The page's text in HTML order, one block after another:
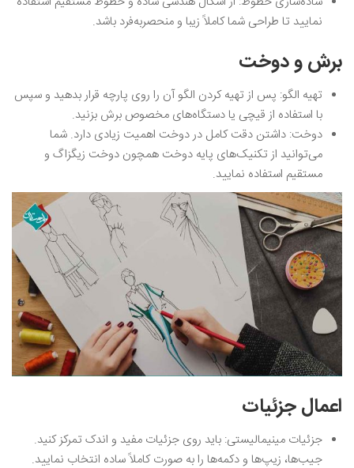
نمایید تا طراحی شما کاملاً زیبا و منحصربه‌فرد باشد.
برش و دوخت
تهیه الگو: پس از تهیه کردن الگو آن را روی پارچه قرار بدهید و سپس
با استفاده از قیچی یا دستگاه‌های مخصوص برش بزنید.
دوخت: داشتن دقت کامل در دوخت اهمیت زیادی دارد. شما
می‌توانید از تکنیک‌های پایه دوخت همچون دوخت زیگزاگ و
مستقیم استفاده نمایید.
اعمال جزئیات
جزئیات مینیمالیستی: باید روی جزئیات مفید و اندک تمرکز کنید.
جیب‌ها، زیپ‌ها و دکمه‌ها را به صورت کاملاً ساده انتخاب نمایید.